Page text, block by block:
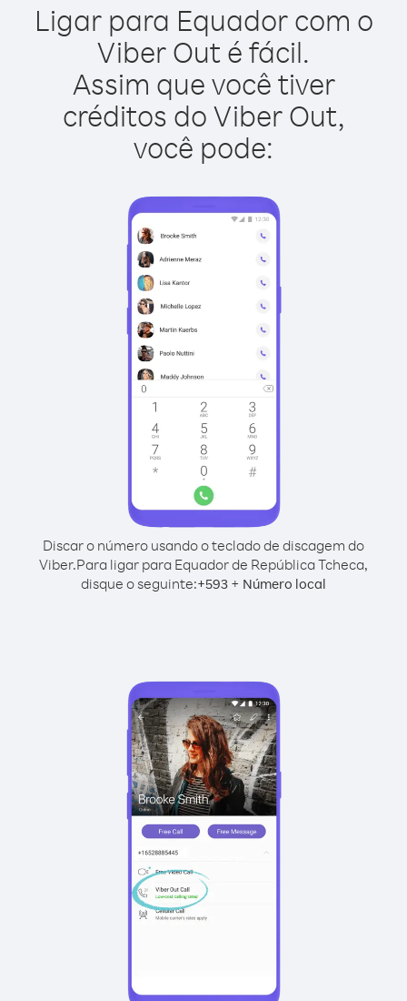
Ligar para Equador com o
Viber Out é fácil.
Assim que você tiver
créditos do Viber Out,
você pode:
Discar o número usando o teclado de discagem do
Viber.Para ligar para Equador de República Tcheca,
disque o seguinte:+593 + Número local